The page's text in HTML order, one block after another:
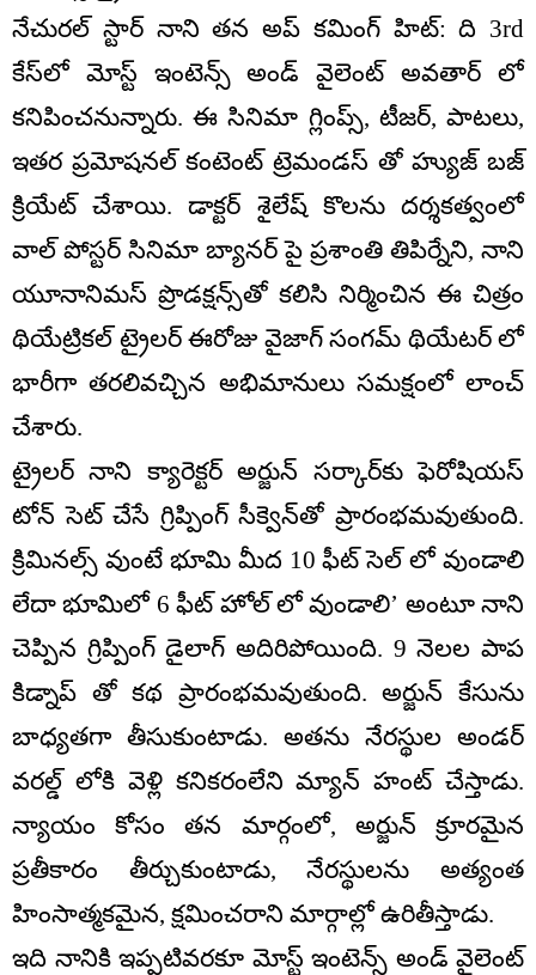
నేచురల్ స్టార్ నాని తన అప్ కమింగ్ హిట్: ది 3rd
కేస్‌లో మోస్ట్ ఇంటెన్స్ అండ్ వైలెంట్ అవతార్ లో
కనిపించనున్నారు. ఈ సినిమా గ్లింప్స్, టీజర్, పాటలు,
ఇతర ప్రమోషనల్ కంటెంట్‌ ట్రెమండస్ తో హ్యుజ్ బజ్
క్రియేట్ చేశాయి. డాక్టర్ శైలేష్ కొలను దర్శకత్వంలో
వాల్ పోస్టర్ సినిమా బ్యానర్ పై ప్రశాంతి తిపిర్నేని, నాని
యూనానిమస్ ప్రొడక్షన్స్‌తో కలిసి నిర్మించిన ఈ చిత్రం
థియేట్రికల్ ట్రైలర్ ఈరోజు వైజాగ్ సంగమ్ థియేటర్ లో
భారీగా తరలివచ్చిన అభిమానులు సమక్షంలో లాంచ్
చేశారు.
ట్రైలర్ నాని క్యారెక్టర్ అర్జున్ సర్కార్‌కు ఫెరోషియస్
టోన్ సెట్ చేసే గ్రిప్పింగ్ సీక్వెన్‌తో ప్రారంభమవుతుంది.
క్రిమినల్స్ వుంటే భూమి మీద 10 ఫీట్ సెల్ లో వుండాలి
లేదా భూమిలో 6 ఫీట్ హోల్ లో వుండాలి’ అంటూ నాని
చెప్పిన గ్రిప్పింగ్ డైలాగ్ అదిరిపోయింది. 9 నెలల పాప
కిడ్నాప్ తో కథ ప్రారంభమవుతుంది. అర్జున్ కేసును
బాధ్యతగా తీసుకుంటాడు. అతను నేరస్థుల అండర్
వరల్డ్ లోకి వెళ్లి కనికరంలేని మ్యాన్ హంట్ చేస్తాడు.
న్యాయం కోసం తన మార్గంలో, అర్జున్ క్రూరమైన
ప్రతీకారం తీర్చుకుంటాడు, నేరస్థులను అత్యంత
హింసాత్మకమైన, క్షమించరాని మార్గాల్లో ఉరితీస్తాడు.
ఇది నానికి ఇప్పటివరకూ మోస్ట్ ఇంటెన్స్ అండ్ వైలెంట్